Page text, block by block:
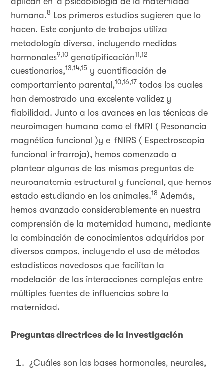
humana.8 Los primeros estudios sugieren que lo
hacen. Este conjunto de trabajos utiliza
metodología diversa, incluyendo medidas
hormonales9,10 genotipificación11,12
cuestionarios,13,14,15 y cuantificación del
comportamiento parental,10,16,17 todos los cuales
han demostrado una excelente validez y
fiabilidad. Junto a los avances en las técnicas de
neuroimagen humana como el fMRI ( Resonancia
magnética funcional )y el fNIRS ( Espectroscopia
funcional infrarroja), hemos comenzado a
plantear algunas de las mismas preguntas de
neuroanatomía estructural y funcional, que hemos
estado estudiando en los animales.18 Además,
hemos avanzado considerablemente en nuestra
comprensión de la maternidad humana, mediante
la combinación de conocimientos adquiridos por
diversos campos, incluyendo el uso de métodos
estadísticos novedosos que facilitan la
modelación de las interacciones complejas entre
múltiples fuentes de influencias sobre la
maternidad.
Preguntas directrices de la investigación
¿Cuáles son las bases hormonales, neurales,